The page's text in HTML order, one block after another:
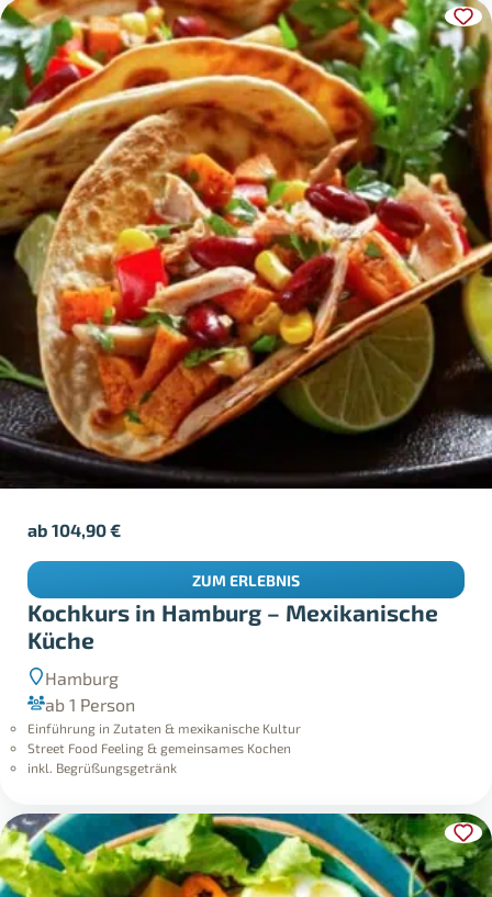
Kochkurs in Hamburg – Mexikanische
Küche
Hamburg
ab 1 Person
Einführung in Zutaten & mexikanische Kultur
Street Food Feeling & gemeinsames Kochen
inkl. Begrüßungsgetränk
ab104,90€
ZUM ERLEBNIS